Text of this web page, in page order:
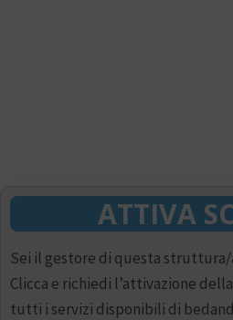
ATTIVA
Sei il gestore di questa
Clicca e richiedi l’attivazione
tutti i servizi disponibili di